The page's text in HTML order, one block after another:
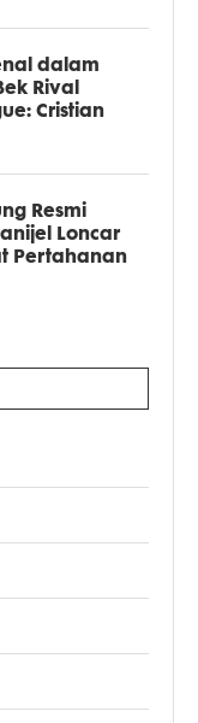
dalam
Rival
Cristian
Resmi
Loncar
Pertahanan